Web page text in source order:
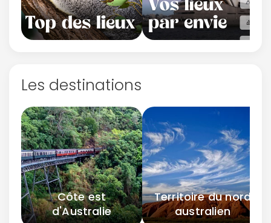
Les destinations
Côte est
d'Australie
Territoire du nord
australien